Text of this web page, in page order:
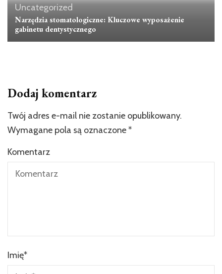
Uncategorized
Narzędzia stomatologiczne: Kluczowe wyposażenie
gabinetu dentystycznego
Dodaj komentarz
Twój adres e-mail nie zostanie opublikowany.
Wymagane pola są oznaczone*
Komentarz
Imię*